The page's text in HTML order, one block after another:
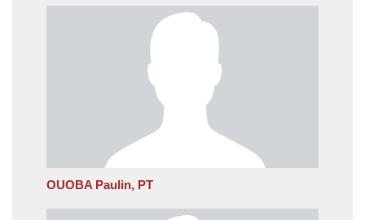
OUOBA Paulin, PT